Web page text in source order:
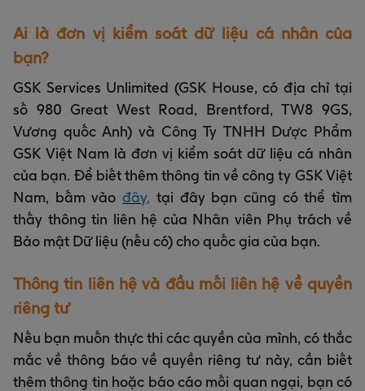
Ai là đơn vị kiểm soát dữ liệu cá nhân của
bạn?
GSK Services Unlimited (GSK House, có địa chỉ tại
số 980 Great West Road, Brentford, TW8 9GS,
Vương quốc Anh) và Công Ty TNHH Dược Phẩm
GSK Việt Nam là đơn vị kiểm soát dữ liệu cá nhân
của bạn. Để biết thêm thông tin về công ty GSK Việt
Nam, bấm vàođây, tại đây bạn cũng có thể tìm
thấy thông tin liên hệ của Nhân viên Phụ trách về
Bảo mật Dữ liệu (nếu có) cho quốc gia của bạn.
Thông tin liên hệ và đầu mối liên hệ về quyền
riêng tư
Nếu bạn muốn thực thi các quyền của mình, có thắc
mắc về thông báo về quyền riêng tư này, cần biết
thêm thông tin hoặc báo cáo mối quan ngại, bạn có